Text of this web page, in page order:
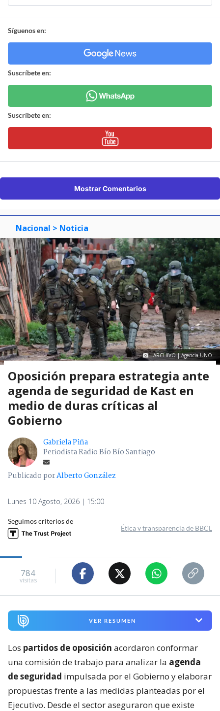
Síguenos en:
Suscríbete en:
Suscríbete en:
Mostrar Comentarios
Nacional > Noticia
ARCHIVO | Agencia UNO
Oposición prepara estrategia ante
agenda de seguridad de Kast en
medio de duras críticas al
Gobierno
Gabriela Piña
Periodista Radio Bío Bío Santiago
Publicado porAlberto González
Lunes 10 Agosto, 2026 | 15:00
Seguimos criterios de
Ética y transparencia de BBCL
784
visitas
VER RESUMEN
Los partidos de oposición acordaron conformar
una comisión de trabajo para analizar la agenda
de seguridad impulsada por el Gobierno y elaborar
propuestas frente a las medidas planteadas por el
Ejecutivo. Desde el sector aseguraron que existe